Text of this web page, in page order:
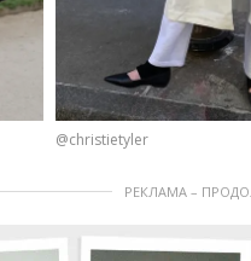
@christietyler
РЕКЛАМА –